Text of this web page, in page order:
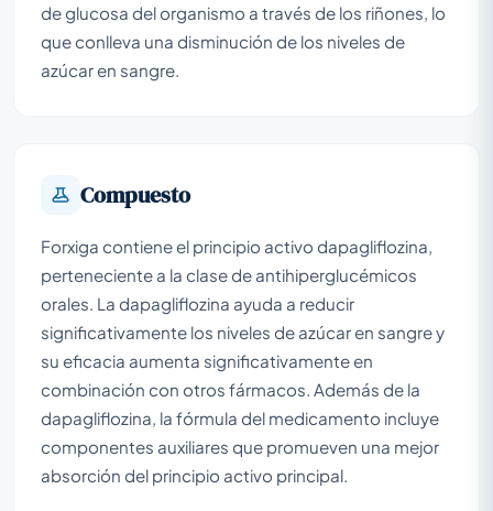
de glucosa del organismo a través de los riñones, lo
que conlleva una disminución de los niveles de
azúcar en sangre.
Compuesto
Forxiga contiene el principio activo dapagliflozina,
perteneciente a la clase de antihiperglucémicos
orales. La dapagliflozina ayuda a reducir
significativamente los niveles de azúcar en sangre y
su eficacia aumenta significativamente en
combinación con otros fármacos. Además de la
dapagliflozina, la fórmula del medicamento incluye
componentes auxiliares que promueven una mejor
absorción del principio activo principal.